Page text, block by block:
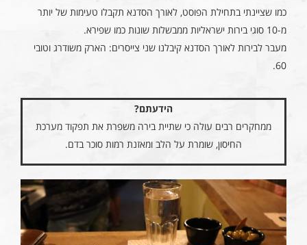
כמו שציינתי בתחילת הפוסט, לאורך הסדנא תקבלו טעימות של יותר
מ-10 סוגי בירות ישראליות ממבשלות שונות כמו שפירא.
מעבר לבירות לאורך הסדנא קיבלנו שני צייסרים: הארק משודרג וטובי
60.
הידעתם?
ממחקרים רבים עולה כי שתיית בירה משפרת את תפקוד מערכת
החיסון, שומרת על הלב ומאזנת רמות סוכר בדם.